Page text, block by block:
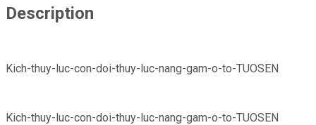
Description
Kich-thuy-luc-con-doi-thuy-luc-nang-gam-o-to-TUOSEN
Kich-thuy-luc-con-doi-thuy-luc-nang-gam-o-to-TUOSEN